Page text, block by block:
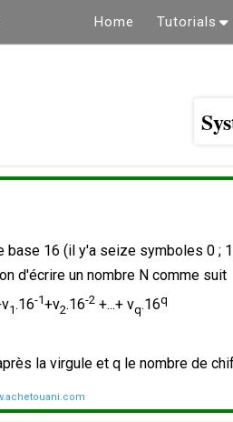
Home Tutorials
Première
Première
Deuxième
humaines
Deuxième
16 (il y'a seize symboles 0 ; 1
d'écrire un nombre N comme suit
1.16-1+v2.16-2 +...+ vq.16q
la virgule et q le nombre de